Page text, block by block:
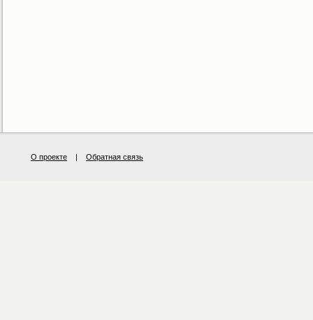
О проекте | Обратная связь